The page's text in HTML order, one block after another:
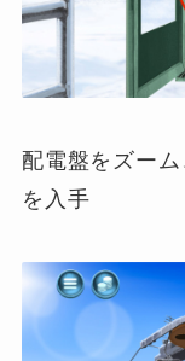
配電盤をズー
を入手